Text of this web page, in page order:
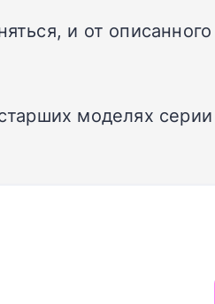
и от
моделях серии